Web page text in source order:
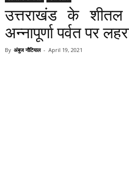
उत्तराखंड के
अन्नापूर्णा पर्वत पर
By अंबुज नौटियाल - April 19, 2021